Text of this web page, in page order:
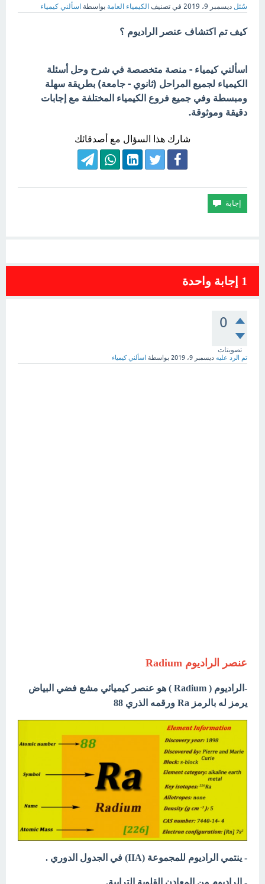
سُئل ديسمبر 9، 2019 في تصنيف الكيمياء العامة بواسطة اسألني كيمياء
كيف تم اكتشاف عنصر الراديوم ؟
اسألني كيمياء - منصة متخصصة في شرح وحل أسئلة
الكيمياء لجميع المراحل (ثانوي - جامعة) بطريقة سهلة
ومبسطة وفي جميع فروع الكيمياء المختلفة مع إجابات
دقيقة وموثوقة.
شارك هذا السؤال مع أصدقائك
1 إجابة واحدة
0
تصويتات
تم الرد عليه ديسمبر 9، 2019 بواسطة اسألني كيمياء
عنصر الراديوم Radium
-الراديوم ( Radium ) هو عنصر كيميائي مشع فضي البياض
يرمز له بالرمز Ra ورقمه الذري 88
- ينتمي الراديوم للمجموعة (IIA) في الجدول الدوري .